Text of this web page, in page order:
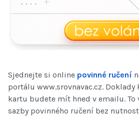
Sjednejte si online povinné ručení
portálu www.srovnavac.cz.
kartu budete mít hned v emailu. To
sazby povinného ručení bez